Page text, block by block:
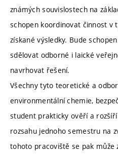
známých souvislostech na
schopen koordinovat činnost v
získané výsledky. Bude
sdělovat odborné i laické
navrhovat řešení.
Všechny tyto teoretické a
environmentální chemie,
student prakticky ověří a
rozsahu jednoho semestru na
tohoto pracoviště se pak